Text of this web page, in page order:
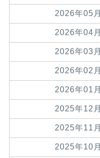
2026年05月
2026年04月
2026年03月
2026年02月
2026年01月
2025年12月
2025年11月
2025年10月